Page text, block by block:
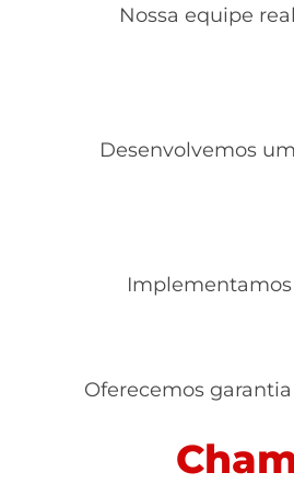
Nossa equipe
Desenvolvemos
Implementamos
Oferecemos